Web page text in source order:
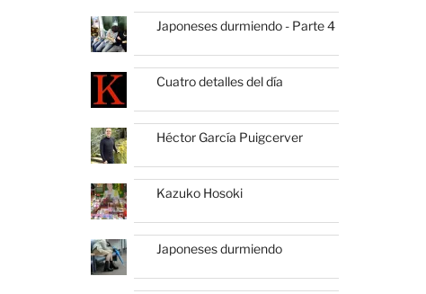
Japoneses durmiendo - Parte 4
Cuatro detalles del día
Héctor García Puigcerver
Kazuko Hosoki
Japoneses durmiendo